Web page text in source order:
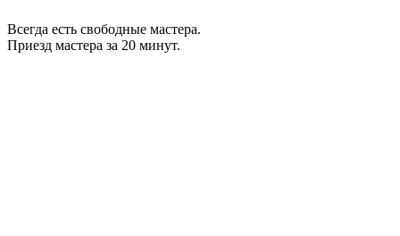
Всегда есть свободные мастера.
Приезд мастера за 20 минут.